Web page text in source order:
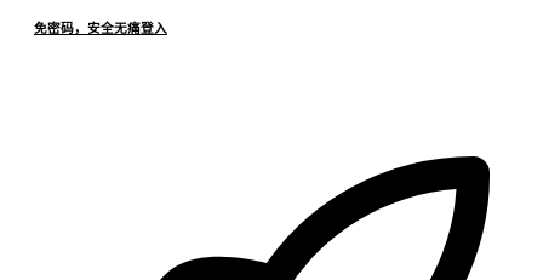
免密码，安全无痛登入